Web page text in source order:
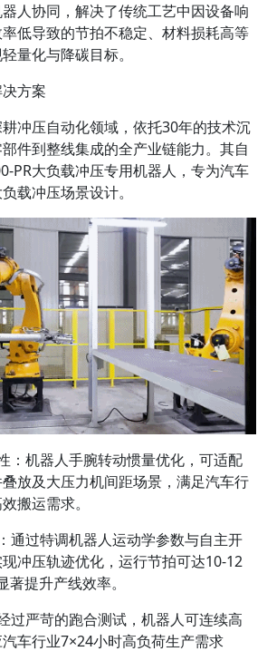
人协同，解决了传统工艺中因设备响
低导致的节拍不稳定、材料损耗高等
量化与降碳目标。
方案
冲压自动化领域，依托30年的技术沉
件到整线集成的全产业链能力。其自
PR大负载冲压专用机器人，专为汽车
载冲压场景设计。
：机器人手腕转动惯量优化，可适配
放及大压力机间距场景，满足汽车行
搬运需求。
通过特调机器人运动学参数与自主开
冲压轨迹优化，运行节拍可达10-12
提升产线效率。
过严苛的跑合测试，机器人可连续高
车行业7×24小时高负荷生产需求